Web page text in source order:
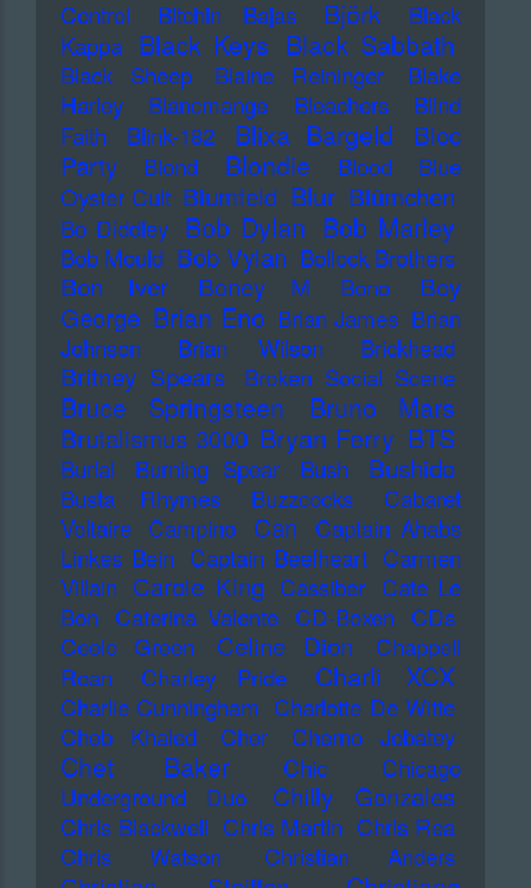
Control
Bitchin Bajas Björk
Black
Kappa Black Keys Black Sabbath
Black Sheep Blaine Reininger
Blake
Harley
Blancmange Bleachers
Blind
Faith
Blink-182 Blixa Bargeld
Bloc
Party
Blond Blondie Blood
Blue
Oyster Cult Blumfeld Blur Blümchen
Bo Diddley Bob Dylan Bob Marley
Bob Mould Bob Vylan Bollock Brothers
Bon Iver Boney M Bono
Boy
George Brian Eno Brian James Brian
Johnson
Brian Wilson Brickhead
Britney Spears Broken Social Scene
Bruce Springsteen Bruno Mars
Brutalismus 3000 Bryan Ferry BTS
Burial Burning Spear Bush Bushido
Busta Rhymes Buzzcocks
Cabaret
Voltaire Campino Can
Captain Ahabs
Linkes Bein Captain Beefheart Carmen
Villain Carole King Cassiber Cate Le
Bon
Caterina Valente CD-Boxen
CDs
Ceelo Green
Celine Dion
Chappell
Roan
Charley Pride Charli XCX
Charlie Cunningham Charlotte De Witte
Cheb Khaled
Cher Cherno Jobatey
Chet Baker Chic
Chicago
Underground Duo
Chilly Gonzales
Chris Blackwell Chris Martin Chris Rea
Chris Watson
Christian Anders